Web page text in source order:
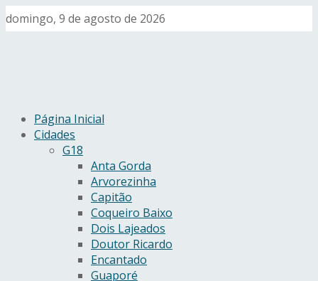
domingo, 9 de agosto de 2026
Página Inicial
Cidades
G18
Anta Gorda
Arvorezinha
Capitão
Coqueiro Baixo
Dois Lajeados
Doutor Ricardo
Encantado
Guaporé